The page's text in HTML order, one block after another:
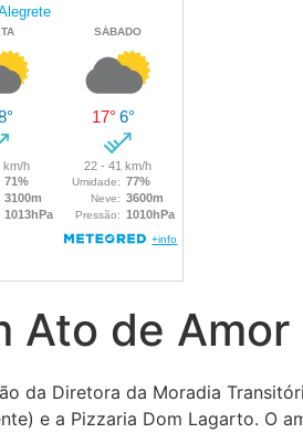
Ato de Amor
da Diretora da Moradia
e a Pizzaria Dom Lagarto. O